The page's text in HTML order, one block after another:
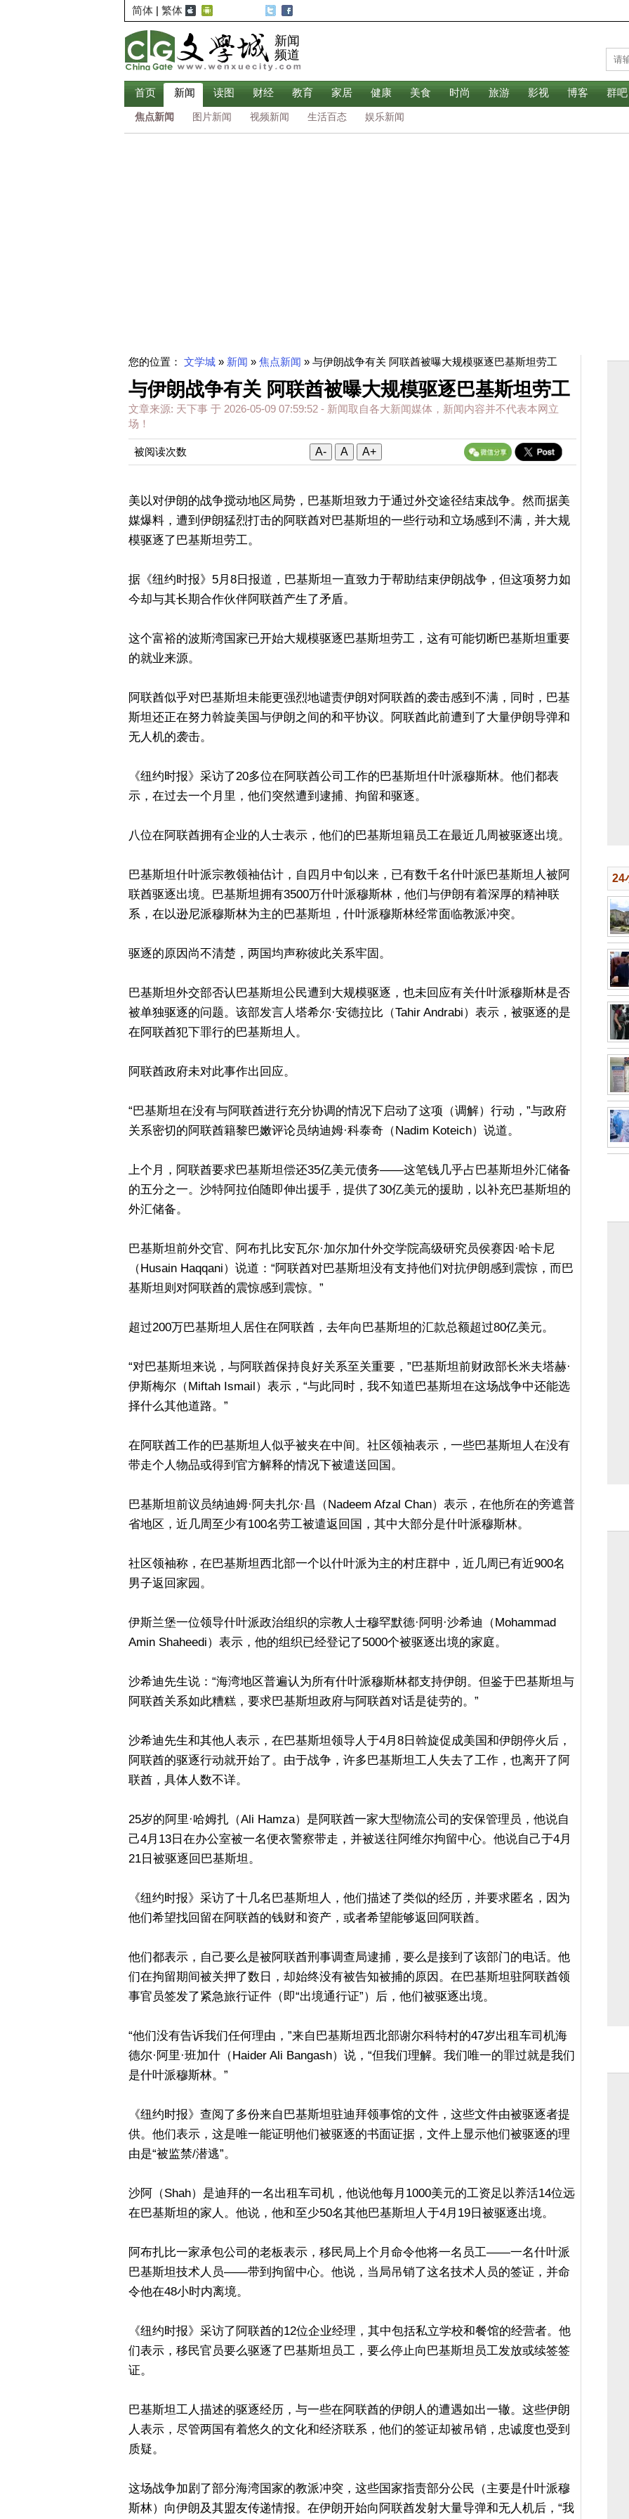
简体 | 繁体
新闻
频道
首页 新闻 读图 财经 教育 家居 健康 美食 时尚 旅游 影视 博客 群吧
焦点新闻 图片新闻 视频新闻 生活百态 娱乐新闻
您的位置： 文学城 » 新闻 » 焦点新闻 » 与伊朗战争有关 阿联酋被曝大规模驱逐巴基斯坦劳工
与伊朗战争有关 阿联酋被曝大规模驱逐巴基斯坦劳工
文章来源: 天下事 于 2026-05-09 07:59:52 - 新闻取自各大新闻媒体，新闻内容并不代表本网立
场！
被阅读次数 A- A A+
美以对伊朗的战争搅动地区局势，巴基斯坦致力于通过外交途径结束战争。然而据美
媒爆料，遭到伊朗猛烈打击的阿联酋对巴基斯坦的一些行动和立场感到不满，并大规
模驱逐了巴基斯坦劳工。
据《纽约时报》5月8日报道，巴基斯坦一直致力于帮助结束伊朗战争，但这项努力如
今却与其长期合作伙伴阿联酋产生了矛盾。
这个富裕的波斯湾国家已开始大规模驱逐巴基斯坦劳工，这有可能切断巴基斯坦重要
的就业来源。
阿联酋似乎对巴基斯坦未能更强烈地谴责伊朗对阿联酋的袭击感到不满，同时，巴基
斯坦还正在努力斡旋美国与伊朗之间的和平协议。阿联酋此前遭到了大量伊朗导弹和
无人机的袭击。
《纽约时报》采访了20多位在阿联酋公司工作的巴基斯坦什叶派穆斯林。他们都表
示，在过去一个月里，他们突然遭到逮捕、拘留和驱逐。
八位在阿联酋拥有企业的人士表示，他们的巴基斯坦籍员工在最近几周被驱逐出境。
巴基斯坦什叶派宗教领袖估计，自四月中旬以来，已有数千名什叶派巴基斯坦人被阿
联酋驱逐出境。巴基斯坦拥有3500万什叶派穆斯林，他们与伊朗有着深厚的精神联
系，在以逊尼派穆斯林为主的巴基斯坦，什叶派穆斯林经常面临教派冲突。
驱逐的原因尚不清楚，两国均声称彼此关系牢固。
巴基斯坦外交部否认巴基斯坦公民遭到大规模驱逐，也未回应有关什叶派穆斯林是否
被单独驱逐的问题。该部发言人塔希尔·安德拉比（Tahir Andrabi）表示，被驱逐的是
在阿联酋犯下罪行的巴基斯坦人。
阿联酋政府未对此事作出回应。
“巴基斯坦在没有与阿联酋进行充分协调的情况下启动了这项（调解）行动，”与政府
关系密切的阿联酋籍黎巴嫩评论员纳迪姆·科泰奇（Nadim Koteich）说道。
上个月，阿联酋要求巴基斯坦偿还35亿美元债务——这笔钱几乎占巴基斯坦外汇储备
的五分之一。沙特阿拉伯随即伸出援手，提供了30亿美元的援助，以补充巴基斯坦的
外汇储备。
巴基斯坦前外交官、阿布扎比安瓦尔·加尔加什外交学院高级研究员侯赛因·哈卡尼
（Husain Haqqani）说道：“阿联酋对巴基斯坦没有支持他们对抗伊朗感到震惊，而巴
基斯坦则对阿联酋的震惊感到震惊。”
超过200万巴基斯坦人居住在阿联酋，去年向巴基斯坦的汇款总额超过80亿美元。
“对巴基斯坦来说，与阿联酋保持良好关系至关重要，”巴基斯坦前财政部长米夫塔赫·
伊斯梅尔（Miftah Ismail）表示，“与此同时，我不知道巴基斯坦在这场战争中还能选
择什么其他道路。”
在阿联酋工作的巴基斯坦人似乎被夹在中间。社区领袖表示，一些巴基斯坦人在没有
带走个人物品或得到官方解释的情况下被遣送回国。
巴基斯坦前议员纳迪姆·阿夫扎尔·昌（Nadeem Afzal Chan）表示，在他所在的旁遮普
省地区，近几周至少有100名劳工被遣返回国，其中大部分是什叶派穆斯林。
社区领袖称，在巴基斯坦西北部一个以什叶派为主的村庄群中，近几周已有近900名
男子返回家园。
伊斯兰堡一位领导什叶派政治组织的宗教人士穆罕默德·阿明·沙希迪（Mohammad
Amin Shaheedi）表示，他的组织已经登记了5000个被驱逐出境的家庭。
沙希迪先生说：“海湾地区普遍认为所有什叶派穆斯林都支持伊朗。但鉴于巴基斯坦与
阿联酋关系如此糟糕，要求巴基斯坦政府与阿联酋对话是徒劳的。”
沙希迪先生和其他人表示，在巴基斯坦领导人于4月8日斡旋促成美国和伊朗停火后，
阿联酋的驱逐行动就开始了。由于战争，许多巴基斯坦工人失去了工作，也离开了阿
联酋，具体人数不详。
25岁的阿里·哈姆扎（Ali Hamza）是阿联酋一家大型物流公司的安保管理员，他说自
己4月13日在办公室被一名便衣警察带走，并被送往阿维尔拘留中心。他说自己于4月
21日被驱逐回巴基斯坦。
《纽约时报》采访了十几名巴基斯坦人，他们描述了类似的经历，并要求匿名，因为
他们希望找回留在阿联酋的钱财和资产，或者希望能够返回阿联酋。
他们都表示，自己要么是被阿联酋刑事调查局逮捕，要么是接到了该部门的电话。他
们在拘留期间被关押了数日，却始终没有被告知被捕的原因。在巴基斯坦驻阿联酋领
事官员签发了紧急旅行证件（即“出境通行证”）后，他们被驱逐出境。
“他们没有告诉我们任何理由，”来自巴基斯坦西北部谢尔科特村的47岁出租车司机海
德尔·阿里·班加什（Haider Ali Bangash）说，“但我们理解。我们唯一的罪过就是我们
是什叶派穆斯林。”
《纽约时报》查阅了多份来自巴基斯坦驻迪拜领事馆的文件，这些文件由被驱逐者提
供。他们表示，这是唯一能证明他们被驱逐的书面证据，文件上显示他们被驱逐的理
由是“被监禁/潜逃”。
沙阿（Shah）是迪拜的一名出租车司机，他说他每月1000美元的工资足以养活14位远
在巴基斯坦的家人。他说，他和至少50名其他巴基斯坦人于4月19日被驱逐出境。
阿布扎比一家承包公司的老板表示，移民局上个月命令他将一名员工——一名什叶派
巴基斯坦技术人员——带到拘留中心。他说，当局吊销了这名技术人员的签证，并命
令他在48小时内离境。
《纽约时报》采访了阿联酋的12位企业经理，其中包括私立学校和餐馆的经营者。他
们表示，移民官员要么驱逐了巴基斯坦员工，要么停止向巴基斯坦员工发放或续签签
证。
巴基斯坦工人描述的驱逐经历，与一些在阿联酋的伊朗人的遭遇如出一辙。这些伊朗
人表示，尽管两国有着悠久的文化和经济联系，他们的签证却被吊销，忠诚度也受到
质疑。
这场战争加剧了部分海湾国家的教派冲突，这些国家指责部分公民（主要是什叶派穆
斯林）向伊朗及其盟友传递情报。在伊朗开始向阿联酋发射大量导弹和无人机后，“我
24